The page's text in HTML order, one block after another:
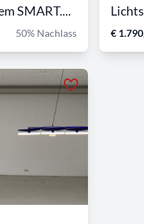
SMART....
50% Nachlass €